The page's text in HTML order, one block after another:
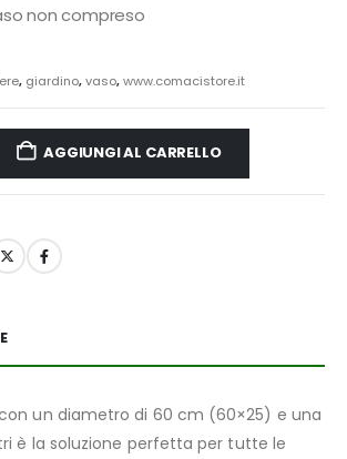
non compreso
, giardino,vaso,www.comacistore.it
AGGIUNGI AL CARRELLO
un diametro di 60 cm (60×25) e una
è la soluzione perfetta per tutte le